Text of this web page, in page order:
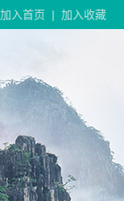
加入首页 | 加入收藏